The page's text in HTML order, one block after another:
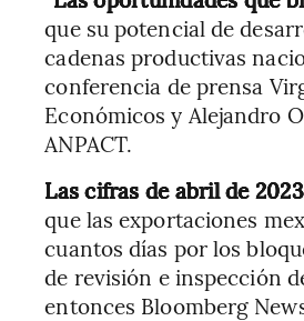
que su potencial de
cadenas productivas
conferencia de prensa
Económicos y Alejandro
ANPACT.
Las cifras de abril de
que las exportaciones
cuantos días por los
de revisión e inspección
entonces Bloomberg